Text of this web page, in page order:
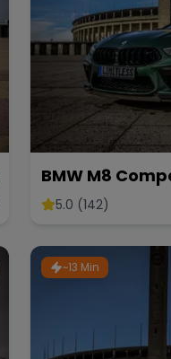
BMW M8
mieten 625 PS
Berlin
5.0 (142)
~13 Min